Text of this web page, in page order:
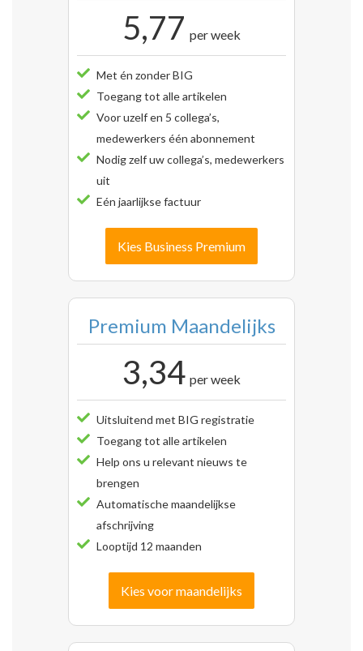
5,77 per week
Met én zonder BIG
Toegang tot alle artikelen
Voor uzelf en 5 collega’s,
medewerkers één abonnement
Nodig zelf uw collega’s, medewerkers
uit
Eén jaarlijkse factuur
Kies Business Premium
Premium Maandelijks
3,34 per week
Uitsluitend met BIG registratie
Toegang tot alle artikelen
Help ons u relevant nieuws te
brengen
Automatische maandelijkse
afschrijving
Looptijd 12 maanden
Kies voor maandelijks